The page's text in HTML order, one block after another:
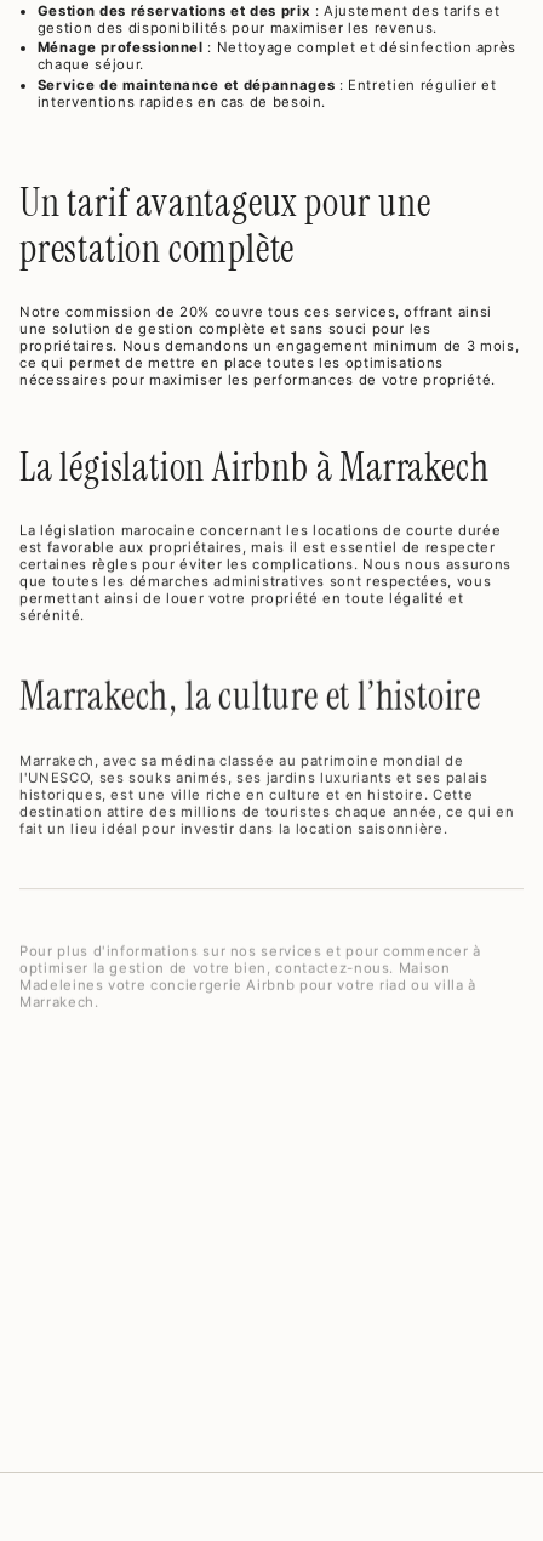
Gestion des réservations et des prix : Ajustement des tarifs et
gestion des disponibilités pour maximiser les revenus.
Ménage professionnel : Nettoyage complet et désinfection après
chaque séjour.
Service de maintenance et dépannages : Entretien régulier et
interventions rapides en cas de besoin.
Un tarif avantageux pour une
prestation complète
Notre commission de 20% couvre tous ces services, offrant ainsi
une solution de gestion complète et sans souci pour les
propriétaires. Nous demandons un engagement minimum de 3 mois,
ce qui permet de mettre en place toutes les optimisations
nécessaires pour maximiser les performances de votre propriété.
La législation Airbnb à Marrakech
La législation marocaine concernant les locations de courte durée
est favorable aux propriétaires, mais il est essentiel de respecter
certaines règles pour éviter les complications. Nous nous assurons
que toutes les démarches administratives sont respectées, vous
permettant ainsi de louer votre propriété en toute légalité et
sérénité.
Marrakech, la culture et l’histoire
Marrakech, avec sa médina classée au patrimoine mondial de
l'UNESCO, ses souks animés, ses jardins luxuriants et ses palais
historiques, est une ville riche en culture et en histoire. Cette
destination attire des millions de touristes chaque année, ce qui en
fait un lieu idéal pour investir dans la location saisonnière.
Pour plus d'informations sur nos services et pour commencer à
optimiser la gestion de votre bien, contactez-nous. Maison
Madeleines votre conciergerie Airbnb pour votre riad ou villa à
Marrakech.